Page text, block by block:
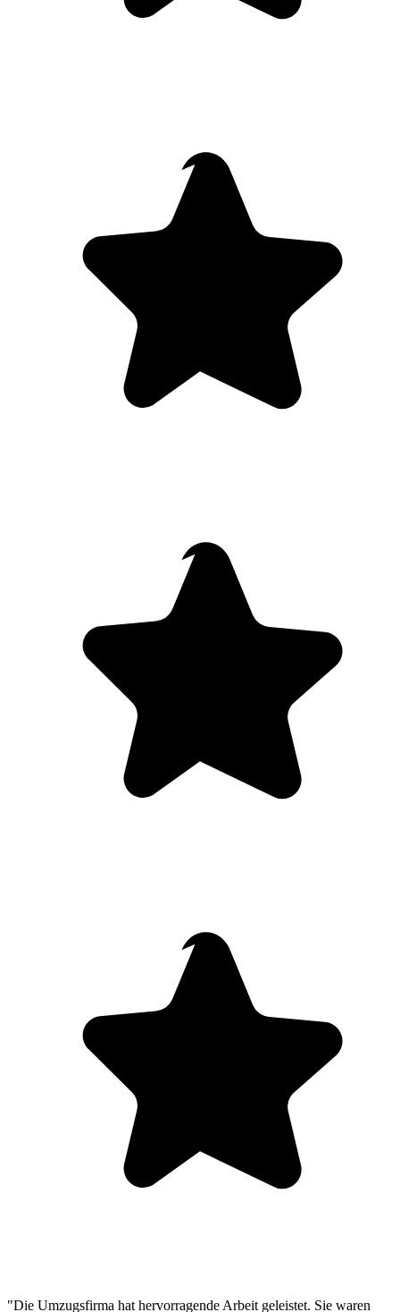
"Die Umzugsfirma hat hervorragende Arbeit geleistet. Sie waren